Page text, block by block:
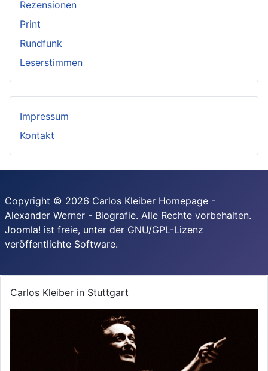
Rezensionen
Print
Rundfunk
Leserstimmen
Impressum
Kontakt
Copyright © 2026 Carlos Kleiber Homepage -
Alexander Werner - Biografie. Alle Rechte vorbehalten.
Joomla! ist freie, unter der GNU/GPL-Lizenz
veröffentlichte Software.
Carlos Kleiber in Stuttgart